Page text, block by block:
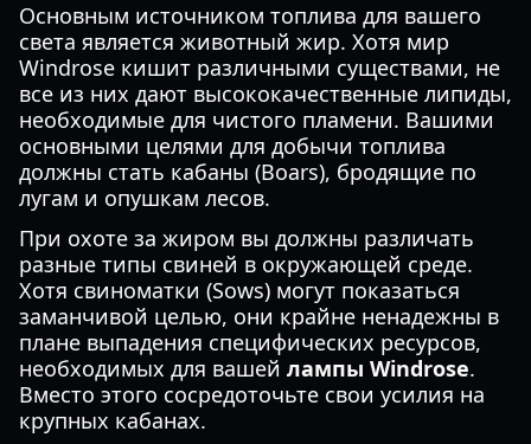
Основным источником топлива для вашего
света является животный жир. Хотя мир
Windrose кишит различными существами, не
все из них дают высококачественные липиды,
необходимые для чистого пламени. Вашими
основными целями для добычи топлива
должны стать кабаны (Boars), бродящие по
лугам и опушкам лесов.
При охоте за жиром вы должны различать
разные типы свиней в окружающей среде.
Хотя свиноматки (Sows) могут показаться
заманчивой целью, они крайне ненадежны в
плане выпадения специфических ресурсов,
необходимых для вашей лампы Windrose.
Вместо этого сосредоточьте свои усилия на
крупных кабанах.